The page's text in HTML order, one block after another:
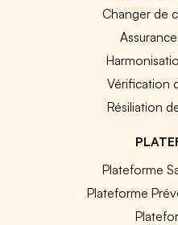
Changer de
Vérification
Résiliation
Plateforme
Plateforme